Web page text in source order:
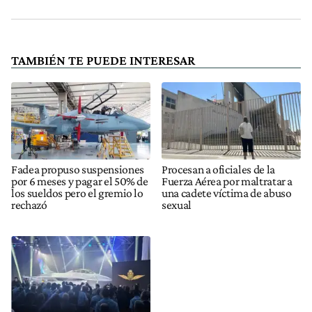
TAMBIÉN TE PUEDE INTERESAR
Fadea propuso suspensiones
por 6 meses y pagar el 50% de
los sueldos pero el gremio lo
rechazó
Procesan a oficiales de la
Fuerza Aérea por maltratar a
una cadete víctima de abuso
sexual